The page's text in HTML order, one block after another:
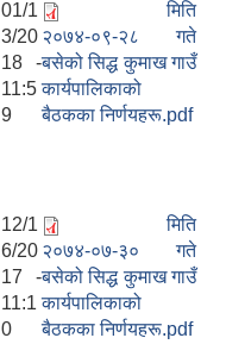
01/1
3/20
18 -
11:5
9
मिति
२०७४-०९-२८ गते
बसेको सिद्ध कुमाख गाउँ
कार्यपालिकाको
बैठकका निर्णयहरू.pdf
12/1
6/20
17 -
11:1
0
मिति
२०७४-०७-३० गते
बसेको सिद्ध कुमाख गाउँ
कार्यपालिकाको
बैठकका निर्णयहरू.pdf